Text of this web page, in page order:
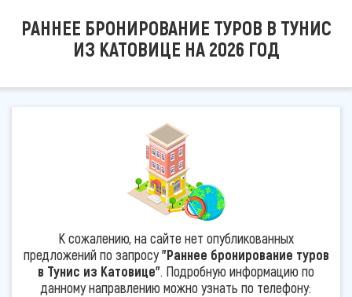
РАННЕЕ БРОНИРОВАНИЕ ТУРОВ В ТУНИС
ИЗ КАТОВИЦЕ НА 2026 ГОД
К сожалению, на сайте нет опубликованных
предложений по запросу"Раннее бронирование туров
в Тунис из Катовице". Подробную информацию по
данному направлению можно узнать по телефону: